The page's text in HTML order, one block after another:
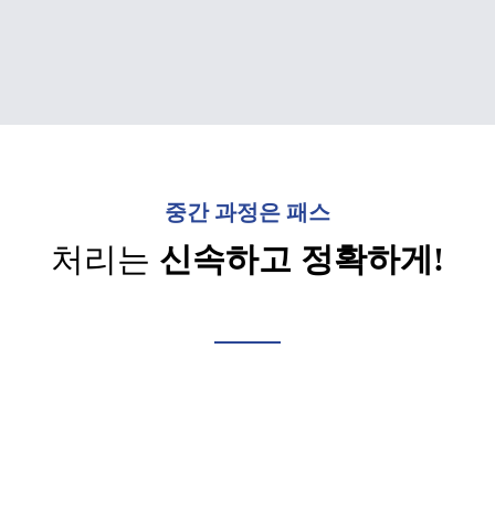
중간 과정은 패스
처리는 신속하고 정확하게!